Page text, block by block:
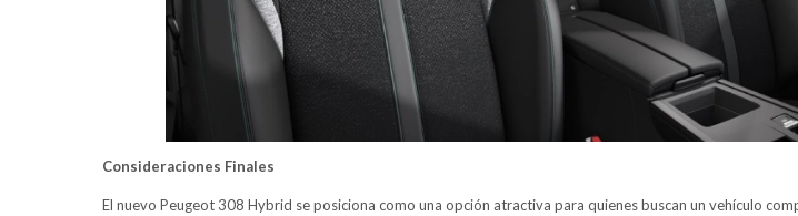
Consideraciones Finales
El nuevo Peugeot 308 Hybrid se posiciona como una opción atractiva para quienes buscan un vehículo